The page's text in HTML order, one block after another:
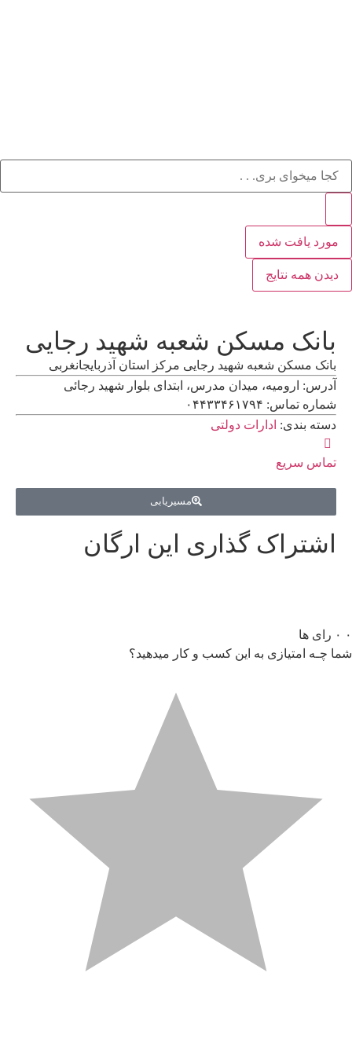
مورد یافت شده
دیدن همه نتایج
بانک مسکن شعبه شهید رجایی
بانک مسکن شعبه شهید رجایی مرکز استان آذربایجانغربی
آدرس: ارومیه، میدان مدرس، ابتدای بلوار شهید رجائی
شماره تماس: ۰۴۴۳۳۴۶۱۷۹۴
دسته بندی: ادارات دولتی
تماس سریع
مسیریابی
اشتراک گذاری این ارگان
۰ ۰ رای ها
شما چـه امتیازی به این کسب و کار میدهید؟